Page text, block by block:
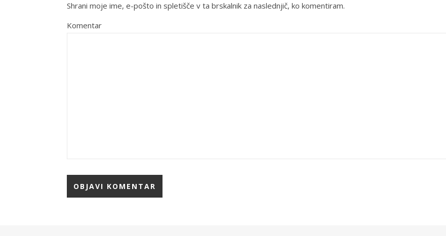
Shrani moje ime, e-pošto in spletišče v ta brskalnik za naslednjič, ko komentiram.
Komentar